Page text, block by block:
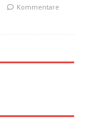
Kommentare